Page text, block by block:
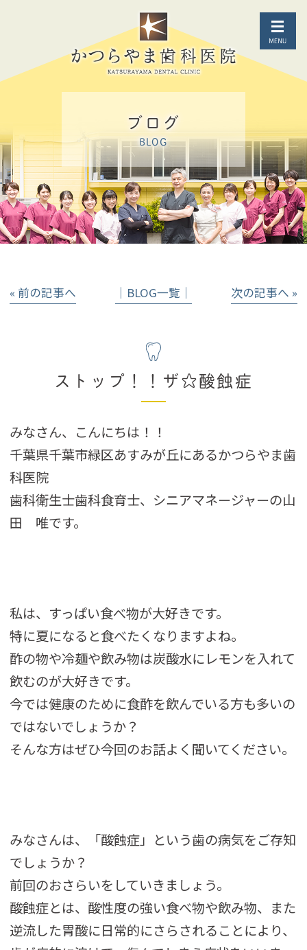
ブログ
BLOG
« 前の記事へ │BLOG一覧│ 次の記事へ »
ストップ！！ザ☆酸蝕症
みなさん、こんにちは！！
千葉県千葉市緑区あすみが丘にあるかつらやま歯
科医院
歯科衛生士歯科食育士、シニアマネージャーの山
田 唯です。
私は、すっぱい食べ物が大好きです。
特に夏になると食べたくなりますよね。
酢の物や冷麺や飲み物は炭酸水にレモンを入れて
飲むのが大好きです。
今では健康のために食酢を飲んでいる方も多いの
ではないでしょうか？
そんな方はぜひ今回のお話よく聞いてください。
みなさんは、「酸蝕症」という歯の病気をご存知
でしょうか？
前回のおさらいをしていきましょう。
酸蝕症とは、酸性度の強い食べ物や飲み物、また
逆流した胃酸に日常的にさらされることにより、